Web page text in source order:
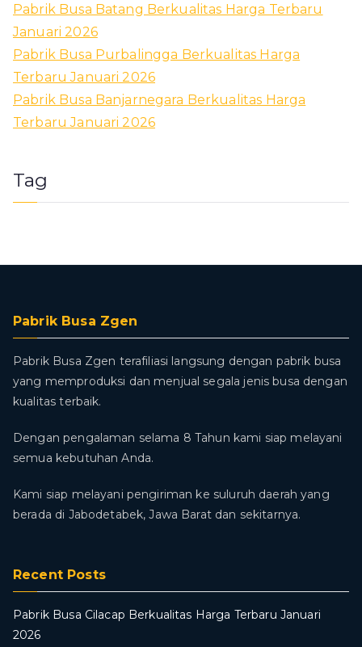
Pabrik Busa Batang Berkualitas Harga Terbaru
Januari 2026
Pabrik Busa Purbalingga Berkualitas Harga
Terbaru Januari 2026
Pabrik Busa Banjarnegara Berkualitas Harga
Terbaru Januari 2026
Tag
Pabrik Busa Zgen
Pabrik Busa Zgen terafiliasi langsung dengan pabrik busa
yang memproduksi dan menjual segala jenis busa dengan
kualitas terbaik.
Dengan pengalaman selama 8 Tahun kami siap melayani
semua kebutuhan Anda.
Kami siap melayani pengiriman ke suluruh daerah yang
berada di Jabodetabek, Jawa Barat dan sekitarnya.
Recent Posts
Pabrik Busa Cilacap Berkualitas Harga Terbaru Januari
2026